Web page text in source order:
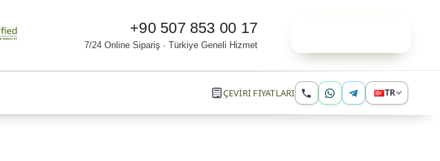
+90 507 853 00 17
7/24 Online Sipariş · Türkiye Geneli Hizmet
ÇEVİRİ FİYATLARI TR